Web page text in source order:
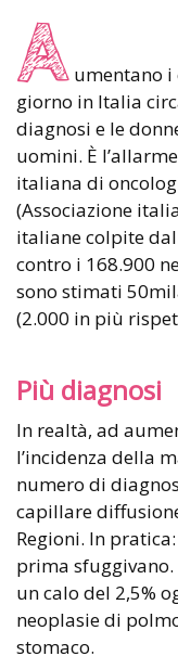
A umentano i
giorno in Italia
diagnosi e le
uomini. È
italiana di
(Associazione
italiane colpite
contro i 168.900
sono stimati
(2.000 in più
Più diagnosi
In realtà, ad
l’incidenza della
numero di
capillare
Regioni. In
prima sfuggivano.
un calo del 2,5%
neoplasie di
stomaco.